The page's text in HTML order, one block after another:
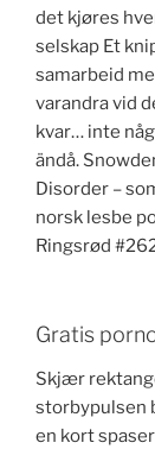
det kjøres
selskap Et
samarbeid
varandra vid
kvar… inte
ändå.
Disorder –
norsk lesbe
Ringsrød
Gratis
Skjær
storbypulsen
en kort